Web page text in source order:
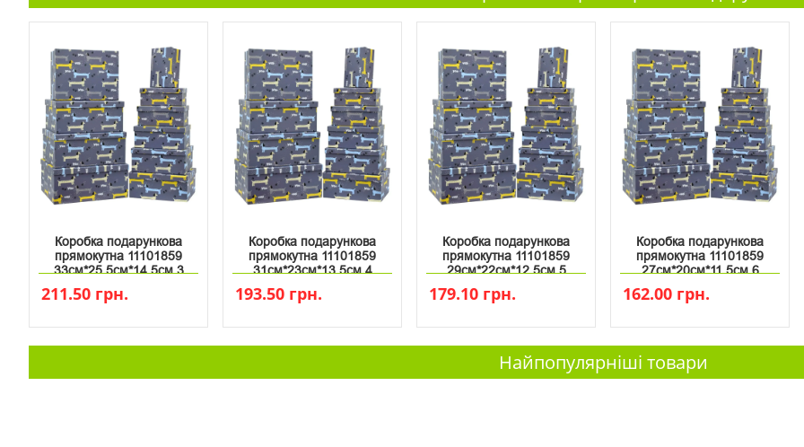
Коробка подарункова
прямокутна 11101859
33см*25.5см*14.5см 3
211.50 грн.
Коробка подарункова
прямокутна 11101859
31см*23см*13.5см 4
193.50 грн.
Коробка подарункова
прямокутна 11101859
29см*22см*12.5см 5
179.10 грн.
Коробка подарункова
прямокутна 11101859
27см*20см*11.5см 6
162.00 грн.
Найпопулярніші товари